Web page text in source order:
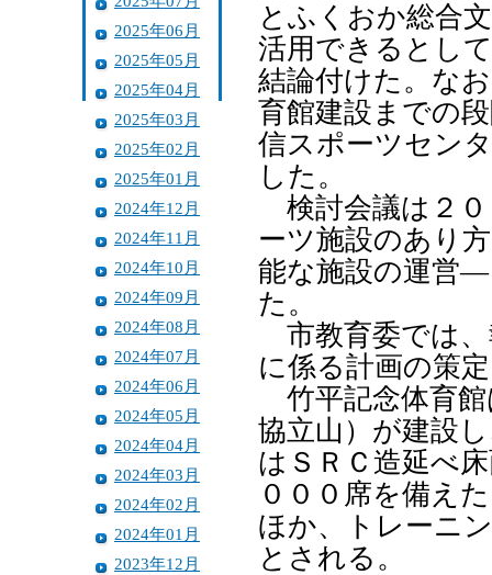
2025年06月
2025年05月
2025年04月
2025年03月
2025年02月
2025年01月
2024年12月
2024年11月
2024年10月
2024年09月
2024年08月
2024年07月
2024年06月
2024年05月
2024年04月
2024年03月
2024年02月
2024年01月
2023年12月
とふくおか総合
活用できるとし
結論付けた。な
育館建設までの
信スポーツセン
した。
検討会議は２
ーツ施設のあり
能な施設の運営
た。
市教育委では、
に係る計画の策
竹平記念体育館
協立山）が建設
はＳＲＣ造延べ
０００席を備え
ほか、トレーニ
とされる。